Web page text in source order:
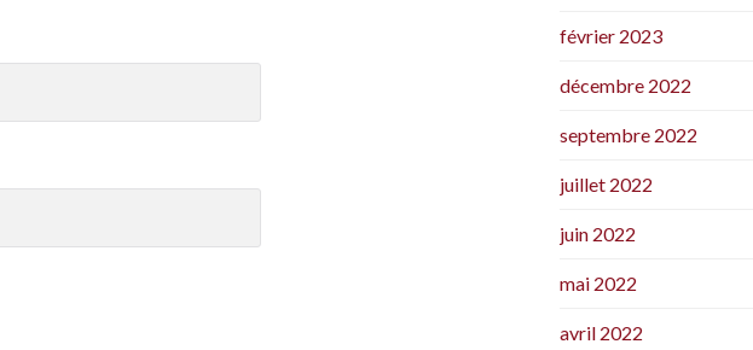
février 2023
décembre 2022
septembre 2022
juillet 2022
juin 2022
mai 2022
avril 2022